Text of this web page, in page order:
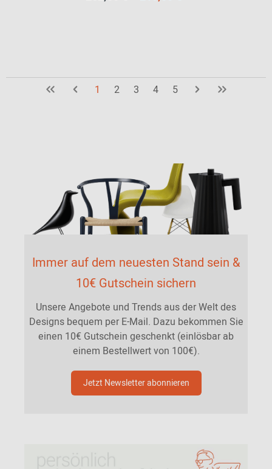
1 2 3 4 5
Immer auf dem neuesten Stand sein &
10€ Gutschein sichern
Unsere Angebote und Trends aus der Welt des
Designs bequem per E-Mail. Dazu bekommen Sie
einen 10€ Gutschein geschenkt (einlösbar ab
einem Bestellwert von 100€).
Jetzt Newsletter abonnieren